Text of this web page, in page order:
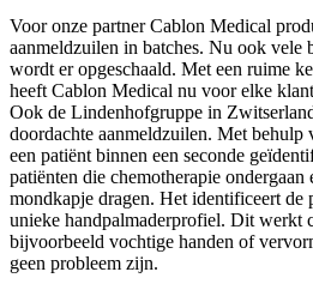
Voor onze partner Cablon Medical
aanmeldzuilen in batches. Nu ook vele
wordt er opgeschaald. Met een ruime
heeft Cablon Medical nu voor elke
Ook de Lindenhofgruppe in
doordachte aanmeldzuilen. Met behulp
een patiënt binnen een seconde
patiënten die chemotherapie ondergaan
mondkapje dragen. Het identificeert de
unieke handpalmaderprofiel. Dit werkt
bijvoorbeeld vochtige handen of
geen probleem zijn.